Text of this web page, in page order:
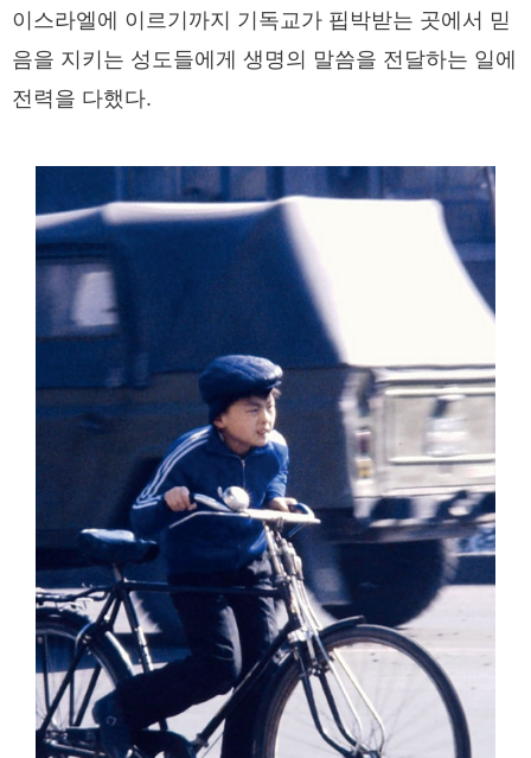
이스라엘에 이르기까지 기독교가 핍박받는 곳에서 믿
음을 지키는 성도들에게 생명의 말씀을 전달하는 일에
전력을 다했다.